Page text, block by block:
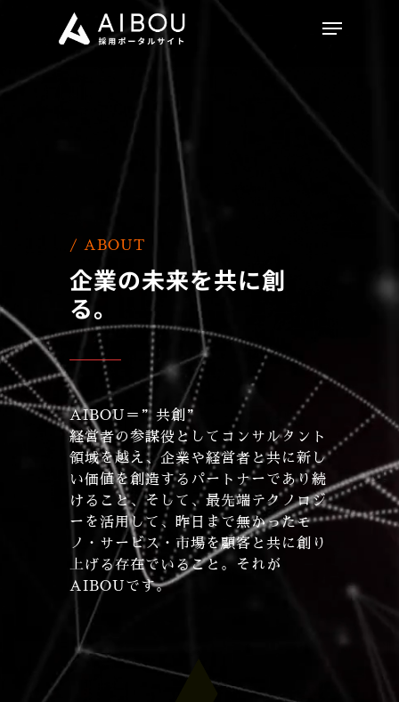
content
Menu
/ ABOUT
企業の未来を共に創
る。
AIBOU＝”共創”
経営者の参謀役としてコンサルタント
領域を越え、企業や経営者と共に新し
い価値を創造するパートナーであり続
けること、そして、最先端テクノロジ
ーを活用して、昨日まで無かったモ
ノ・サービス・市場を顧客と共に創り
上げる存在でいること。それが
AIBOUです。